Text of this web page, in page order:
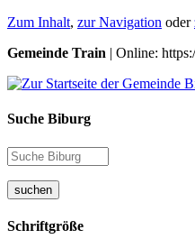
Zum Inhalt, zur Navigation oder
Gemeinde Train | Online:
Suche Biburg
suchen
Schriftgröße